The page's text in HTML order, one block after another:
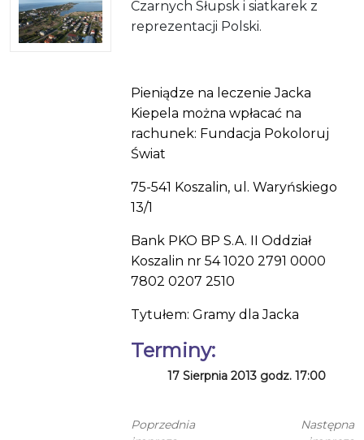
Czarnych Słupsk i siatkarek z
reprezentacji Polski.
Pieniądze na leczenie Jacka
Kiepela można wpłacać na
rachunek: Fundacja Pokoloruj
Świat
75-541 Koszalin, ul. Waryńskiego
13/1
Bank PKO BP S.A. II Oddział
Koszalin nr 54 1020 2791 0000
7802 0207 2510
Tytułem: Gramy dla Jacka
Terminy:
17 Sierpnia 2013 godz. 17:00
Poprzednia
Następna